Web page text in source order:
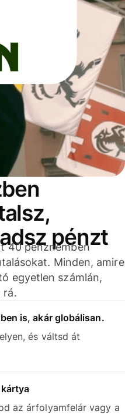
pénzt
40 pénznemben
Minden, amire
egyetlen számlán,
rá.
is, akár globálisan.
és váltsd át
az árfolyamfelár vagy a